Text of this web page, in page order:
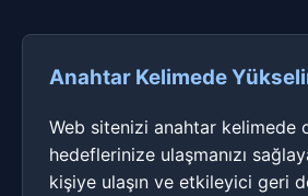
Anahtar Kelimede
Web sitenizi anahtar kelimede
hedeflerinize ulaşmanızı
kişiye ulaşın ve etkileyici geri